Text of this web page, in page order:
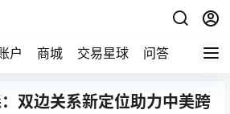
户 商城 交易星球 问答 专题
双边关系新定位助力中美跨